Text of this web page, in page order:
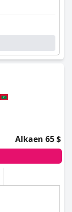
Alkaen 65 $